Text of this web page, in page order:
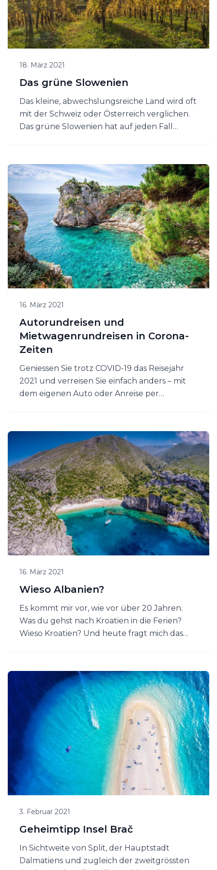
18. März 2021
Das grüne Slowenien
Das kleine, abwechslungsreiche Land wird oft
mit der Schweiz oder Österreich verglichen.
Das grüne Slowenien hat auf jeden Fall
Gastfreundlichkeit der Österreicher.
16. März 2021
Autorundreisen und
Mietwagenrundreisen in Corona-
Zeiten
Geniessen Sie trotz COVID-19 das Reisejahr
2021 und verreisen Sie einfach anders – mit
dem eigenen Auto oder Anreise per
zu Covid-Zeiten, die ideale Art ein Land zu
bereisen, Land und Leute kennenzulernen
und Corona-Safe unvergessliche Momente
zu erleben!
16. März 2021
Wieso Albanien?
Es kommt mir vor, wie vor über 20 Jahren.
Was du gehst nach Kroatien in die Ferien?
Wieso Kroatien? Und heute fragt mich das
3. Februar 2021
Geheimtipp Insel Brač
In Sichtweite von Split, der Hauptstadt
Dalmatiens und zugleich der zweitgrössten